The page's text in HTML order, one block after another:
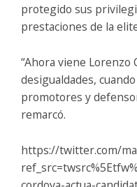
protegido sus
prestaciones de la
“Ahora viene Lorenzo
desigualdades,
promotores y
remarcó.
https://twitter.com/